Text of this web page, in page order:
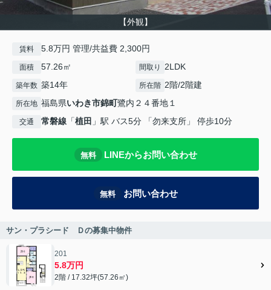
【外観】
賃料 5.8万円 管理/共益費 2,300円
面積 57.26㎡ 間取り 2LDK
築年数 築14年 所在階 2階/2階建
所在地 福島県いわき市錦町鷺内２４番地１
交通 常磐線 「植田 」駅 バス5分 「勿来支所」 停歩10分
無料 LINEからお問い合わせ
無料 お問い合わせ
サン・プラシード Ｄの募集中物件
201
5.8万円
2階 / 17.32坪(57.26㎡)